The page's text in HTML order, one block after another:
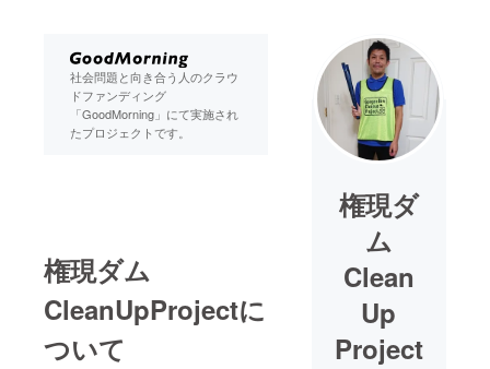
社会問題と向き合う人のクラウ
ドファンディング
「GoodMorning」にて実施され
たプロジェクトです。
権現ダム
CleanUpProjectに
ついて
権現ダ
ム
Clean
Up
Project